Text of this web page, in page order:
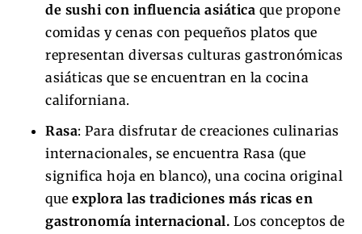
de sushi con influencia asiática que propone
comidas y cenas con pequeños platos que
representan diversas culturas gastronómicas
asiáticas que se encuentran en la cocina
californiana.
Rasa: Para disfrutar de creaciones culinarias
internacionales, se encuentra Rasa (que
significa hoja en blanco), una cocina original
que explora las tradiciones más ricas en
gastronomía internacional. Los conceptos de